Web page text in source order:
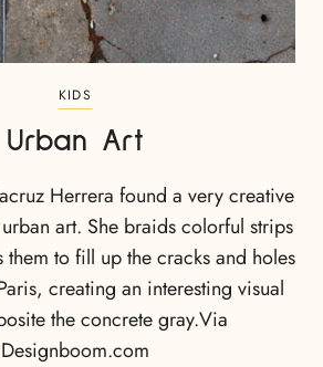
KIDS
Urban Art
Herrera found a very creative
art. She braids colorful strips
to fill up the cracks and holes
creating an interesting visual
the concrete gray.Via
Designboom.com